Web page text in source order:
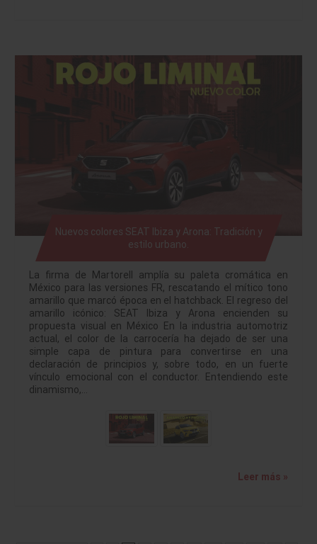
Nuevos colores SEAT Ibiza y Arona: Tradición y
estilo urbano.
La firma de Martorell amplía su paleta cromática en
México para las versiones FR, rescatando el mítico tono
amarillo que marcó época en el hatchback. El regreso del
amarillo icónico: SEAT Ibiza y Arona encienden su
propuesta visual en México En la industria automotriz
actual, el color de la carrocería ha dejado de ser una
simple capa de pintura para convertirse en una
declaración de principios y, sobre todo, en un fuerte
vínculo emocional con el conductor. Entendiendo este
dinamismo,…
Leer más »